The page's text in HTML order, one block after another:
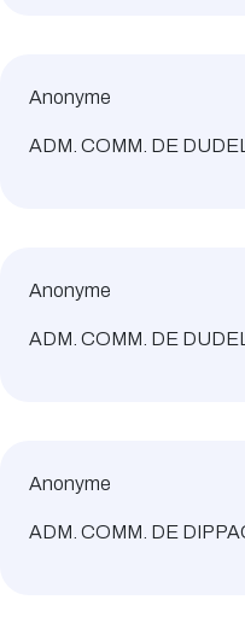
Anonyme
ADM. COMM. DE
Anonyme
ADM. COMM. DE
Anonyme
ADM. COMM. DE